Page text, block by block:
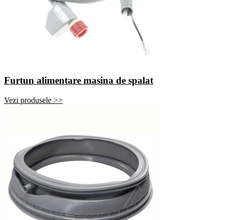
Furtun alimentare masina de spalat
Vezi produsele >>